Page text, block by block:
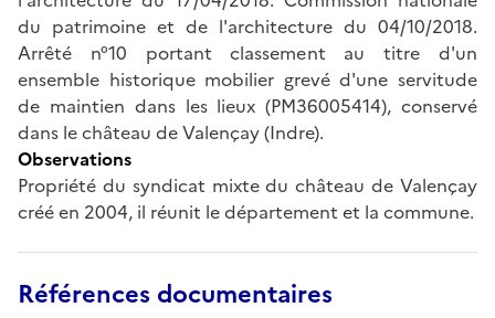
du patrimoine et de l'architecture du 04/10/2018.
Arrêté n°10 portant classement au titre d'un
ensemble historique mobilier grevé d'une servitude
de maintien dans les lieux (PM36005414), conservé
dans le château de Valençay (Indre).
Observations
Propriété du syndicat mixte du château de Valençay
créé en 2004, il réunit le département et la commune.
Références documentaires